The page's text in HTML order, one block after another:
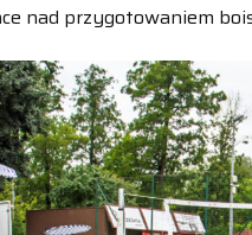
nad przygotowaniem